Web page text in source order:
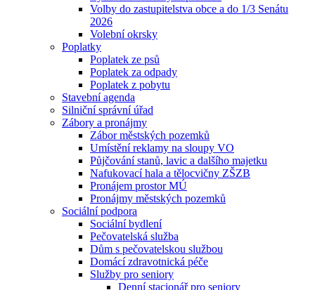
Volby do zastupitelstva obce a do 1/3 Senátu
2026
Volební okrsky
Poplatky
Poplatek ze psů
Poplatek za odpady
Poplatek z pobytu
Stavební agenda
Silniční správní úřad
Zábory a pronájmy
Zábor městských pozemků
Umístění reklamy na sloupy VO
Půjčování stanů, lavic a dalšího majetku
Nafukovací hala a tělocvičny ZŠZB
Pronájem prostor MÚ
Pronájmy městských pozemků
Sociální podpora
Sociální bydlení
Pečovatelská služba
Dům s pečovatelskou službou
Domácí zdravotnická péče
Služby pro seniory
Denní stacionář pro seniory